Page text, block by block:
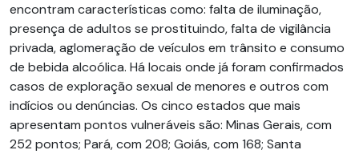
encontram características como: falta de iluminação,
presença de adultos se prostituindo, falta de vigilância
privada, aglomeração de veículos em trânsito e consumo
de bebida alcoólica. Há locais onde já foram confirmados
casos de exploração sexual de menores e outros com
indícios ou denúncias. Os cinco estados que mais
apresentam pontos vulneráveis são: Minas Gerais, com
252 pontos; Pará, com 208; Goiás, com 168; Santa